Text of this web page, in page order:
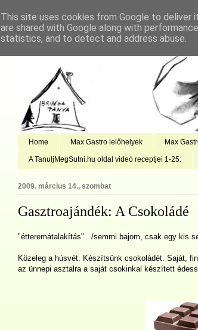
Home Max Gastro lelőhelyek Max
A TanuljMegSutni.hu oldal videó receptjei 1-25:
2009. március 14., szombat
Gasztroajándék: A Csokoládé
"étteremátalakítás" /semmi bajom, csak egy kis
Közeleg a húsvét. Készítsünk csokoládét. Saját,
az ünnepi asztalra a saját csokinkal készített
This site uses cookies from Google to deliver
are shared with Google along with
statistics, and to detect and address abuse.